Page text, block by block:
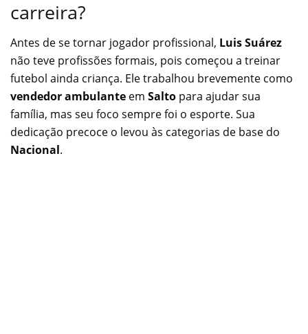
carreira?
Antes de se tornar jogador profissional, Luis Suárez
não teve profissões formais, pois começou a treinar
futebol ainda criança. Ele trabalhou brevemente como
vendedor ambulante em Salto para ajudar sua
família, mas seu foco sempre foi o esporte. Sua
dedicação precoce o levou às categorias de base do
Nacional.